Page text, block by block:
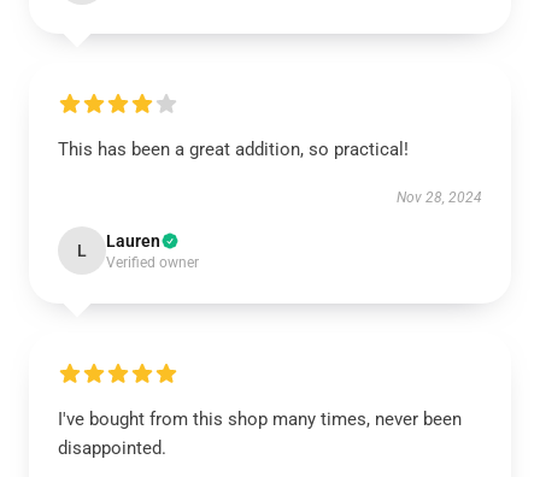
This has been a great addition, so practical!
Nov 28, 2024
L Lauren
Verified owner
I've bought from this shop many times, never been
disappointed.